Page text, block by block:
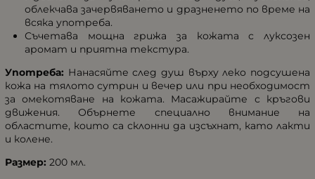
облекчава зачервяването и дразненето по време на
всяка употреба.
Съчетава мощна грижа за кожата с луксозен
аромат и приятна текстура.
Употреба: Нанасяйте след душ върху леко подсушена
кожа на тялото сутрин и вечер или при необходимост
за омекотяване на кожата. Масажирайте с кръгови
движения. Обърнете специално внимание на
областите, които са склонни да изсъхнат, като лакти
и колене.
Размер: 200 мл.